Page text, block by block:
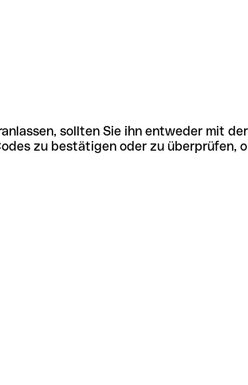
sollten Sie ihn entweder mit
zu bestätigen oder zu überprüfen,